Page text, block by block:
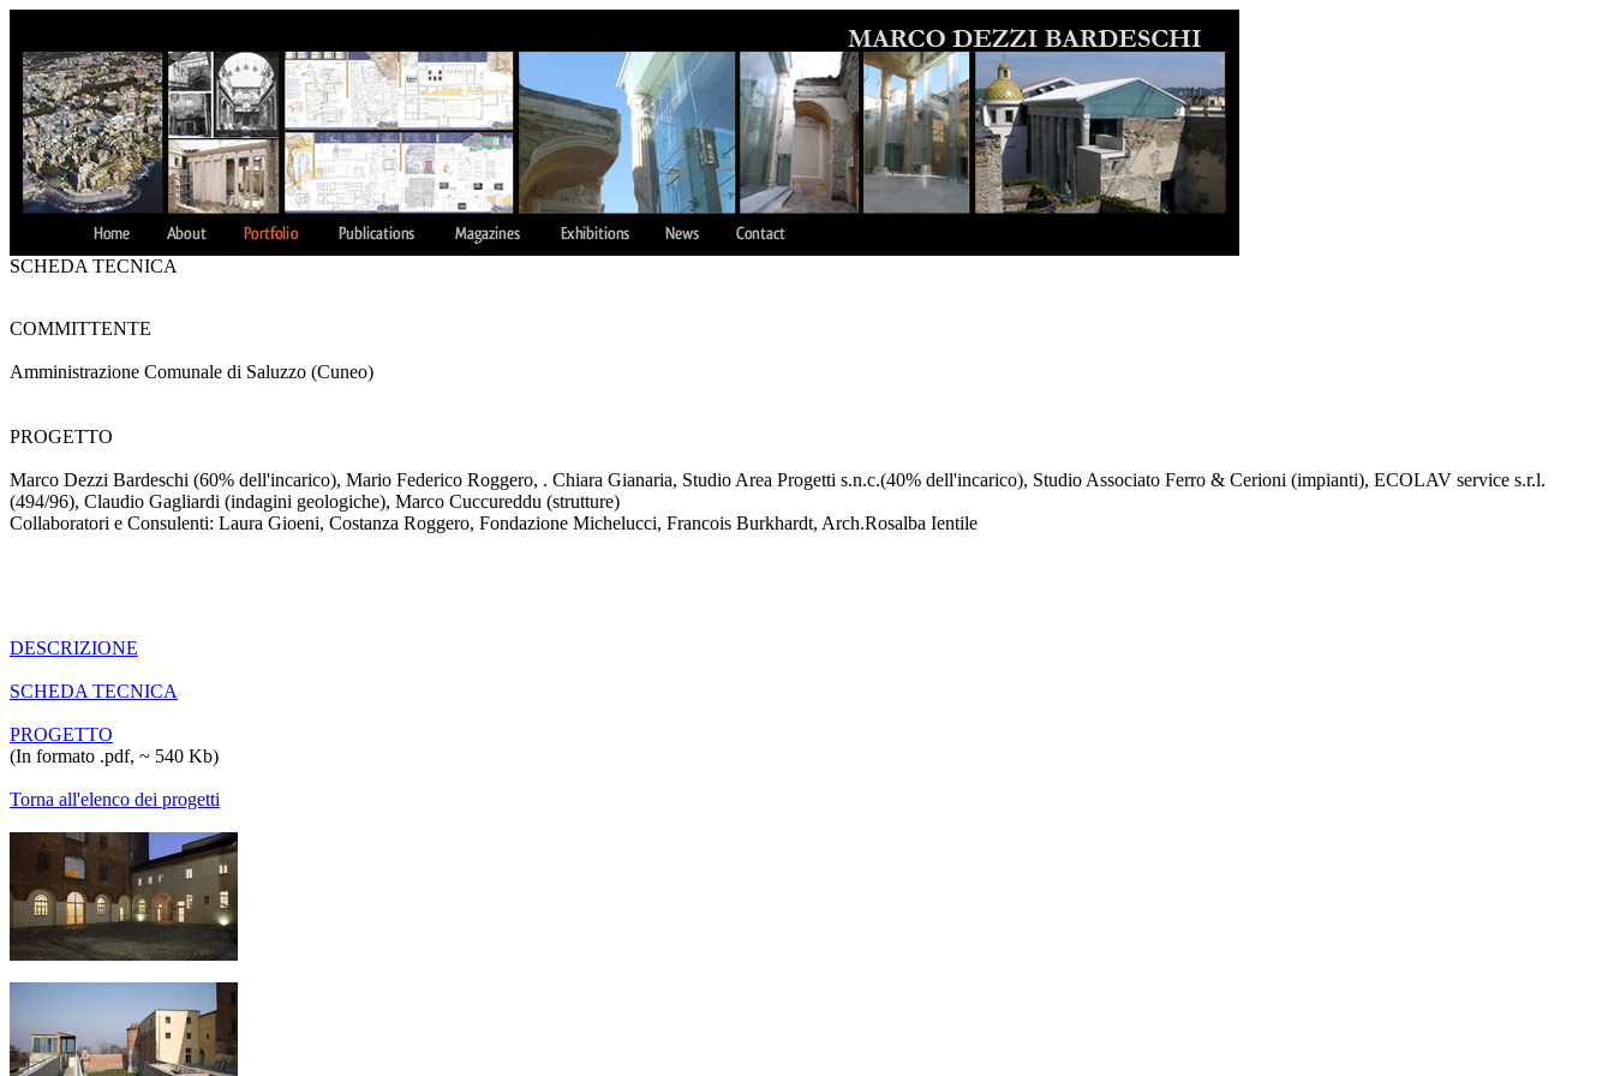
SCHEDA TECNICA
COMMITTENTE
Amministrazione Comunale di Saluzzo (Cuneo)
PROGETTO
Marco Dezzi Bardeschi (60% dell'incarico), Mario Federico Roggero, . Chiara Gianaria, Studio Area Progetti s.n.c.(40% dell'incarico), Studio Associato Ferro & Cerioni (impianti), ECOLAV service s.r.l.
(494/96), Claudio Gagliardi (indagini geologiche), Marco Cuccureddu (strutture)
Collaboratori e Consulenti: Laura Gioeni, Costanza Roggero, Fondazione Michelucci, Francois Burkhardt, Arch.Rosalba Ientile
DESCRIZIONE
SCHEDA TECNICA
PROGETTO
(In formato .pdf, ~ 540 Kb)
Torna all'elenco dei progetti